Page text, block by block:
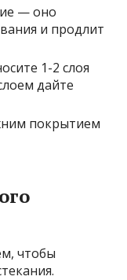
— оно
и продлит
1-2 слоя
дайте
покрытием
чтобы